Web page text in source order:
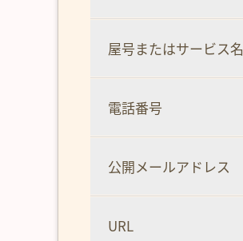
屋号またはサービス名
電話番号
公開メールアドレス
URL